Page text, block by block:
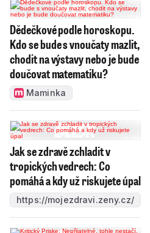
Dědečkové podle horoskopu.
Kdo se bude s vnoučaty mazlit,
chodit na výstavy nebo je bude
doučovat matematiku?
Maminka
Jak se zdravě zchladit v
tropických vedrech: Co
pomáhá a kdy už riskujete úpal
https://mojezdravi.zeny.cz/